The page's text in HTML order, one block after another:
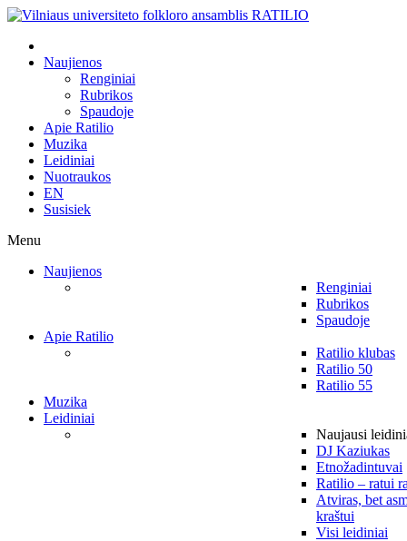
Naujienos
Renginiai
Rubrikos
Spaudoje
Apie Ratilio
Muzika
Leidiniai
Nuotraukos
EN
Susisiek
Menu
Naujienos
Renginiai
Rubrikos
Spaudoje
Apie Ratilio
Ratilio klubas
Ratilio 50
Ratilio 55
Muzika
Leidiniai
Naujausi
DJ Kaziukas
Etnožadintuvai
Ratilio – ratui
Atviras, bet
kraštui
Visi leidiniai